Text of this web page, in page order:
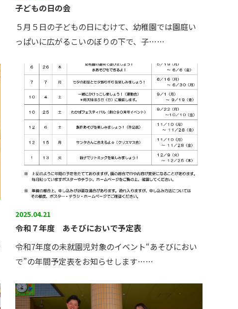
子どもの日の会
５月５日の子どもの日にむけて、幼稚園では園庭い
っぱいに広がるこいのぼりの下で、子……
2025.04.21
令和７年度 あそびにおいで予定表
令和7年度の未就園児対象のイベント“あそびにおい
で”の年間予定表をお知らせします……